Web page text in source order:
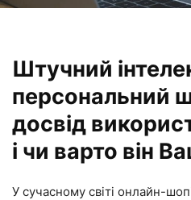
Штучний
персональний
досвід
і чи варто він
У сучасному світі онлайн-